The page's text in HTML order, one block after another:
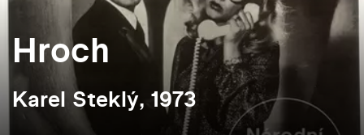
Hroch
Karel Steklý, 1973